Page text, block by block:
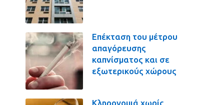
Επέκταση του μέτρου
απαγόρευσης
καπνίσματος και σε
εξωτερικούς χώρους
Κληρονομιά χωρίς